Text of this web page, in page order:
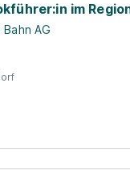
im
AG